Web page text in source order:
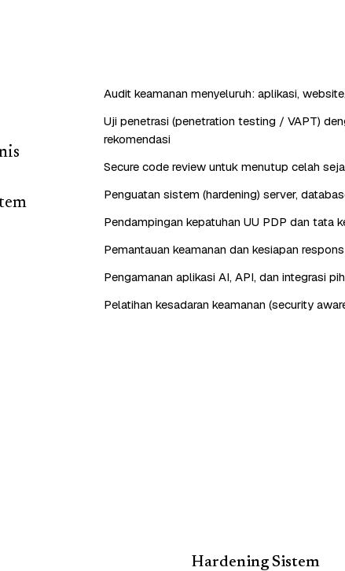
Audit keamanan menyeluruh: aplikasi,
Uji penetrasi (penetration testing / VAPT)
rekomendasi
Secure code review untuk menutup celah
Penguatan sistem (hardening) server,
Pendampingan kepatuhan UU PDP dan tata
Pemantauan keamanan dan kesiapan
Pengamanan aplikasi AI, API, dan integrasi
Pelatihan kesadaran keamanan (security
Hardening Sistem